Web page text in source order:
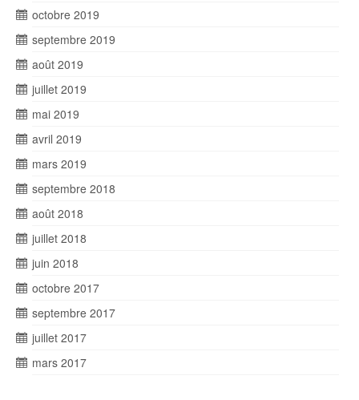
octobre 2019
septembre 2019
août 2019
juillet 2019
mai 2019
avril 2019
mars 2019
septembre 2018
août 2018
juillet 2018
juin 2018
octobre 2017
septembre 2017
juillet 2017
mars 2017